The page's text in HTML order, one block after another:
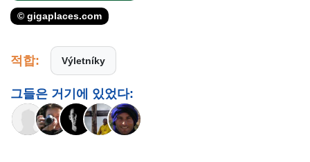
© gigaplaces.com
적합: Výletníky
그들은 거기에 있었다: